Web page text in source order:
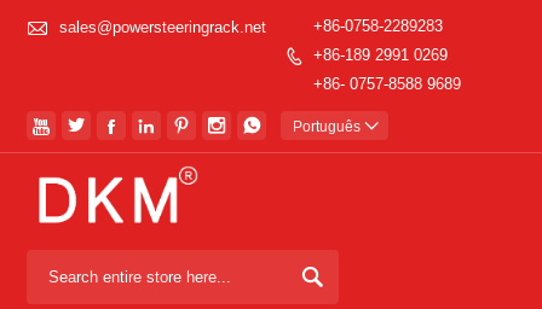
 sales@powersteeringrack.net

+86-0758-2289283
+86-189 2991 0269
+86- 0757-8588 9689
       Português 
